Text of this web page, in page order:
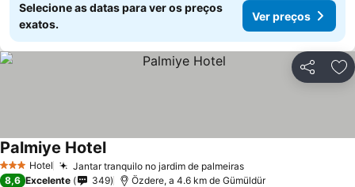
Selecione as datas para ver os preços
exatos.
Ver preços
Partilhar
3 EstrelasHotel Jantar tranquilo no jardim de palmeiras
Palmiye Hotel
8,6 Excelente 349 Özdere, a 4.6 km de Gümüldür